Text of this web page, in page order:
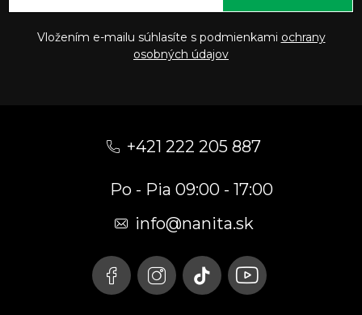
Vložením e-mailu súhlasíte s podmienkami ochrany
osobných údajov
+421 222 205 887
Po - Pia 09:00 - 17:00
info@nanita.sk